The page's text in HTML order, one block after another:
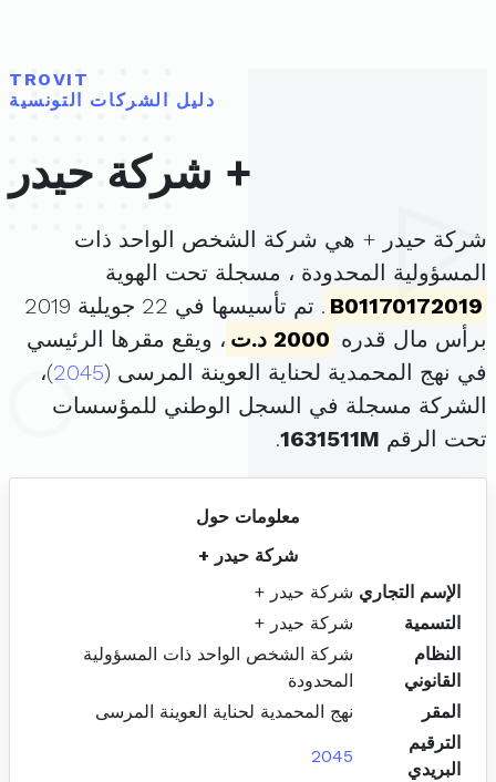
TROVIT
دليل الشركات التونسية
شركة حيدر +
شركة حيدر + هي شركة الشخص الواحد ذات
المسؤولية المحدودة ، مسجلة تحت الهوية
B01170172019
. تم تأسيسها في 22 جويلية 2019
برأس مال قدره 2000 د.ت
، ويقع مقرها الرئيسي
في نهج المحمدية لحناية العوينة المرسى (2045)،
الشركة مسجلة في السجل الوطني للمؤسسات
تحت الرقم 1631511M
.
معلومات حول
شركة حيدر +
الإسم التجاري شركة حيدر +
التسمية
شركة حيدر +
النظام
القانوني
شركة الشخص الواحد ذات المسؤولية
المحدودة
المقر
نهج المحمدية لحناية العوينة المرسى
الترقيم
البريدي
2045